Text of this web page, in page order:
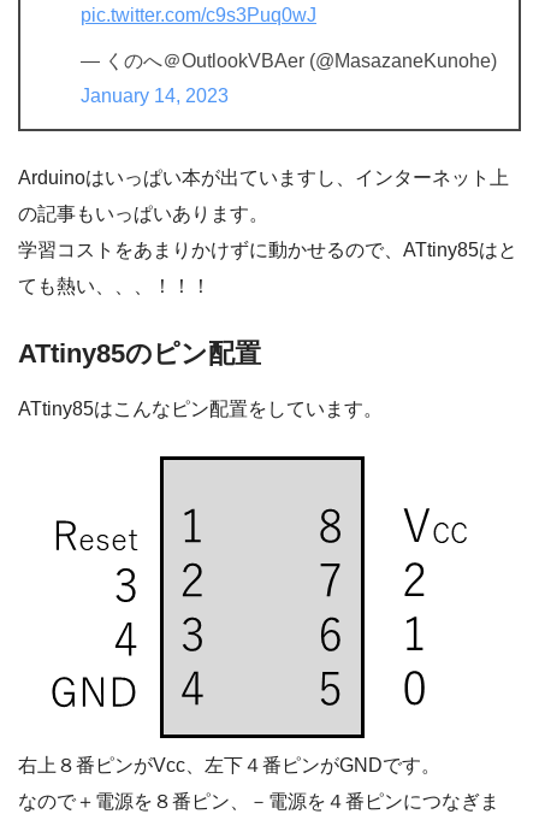
pic.twitter.com/c9s3Puq0wJ
— くのへ＠OutlookVBAer (@MasazaneKunohe)
January 14, 2023
Arduinoはいっぱい本が出ていますし、インターネット上
の記事もいっぱいあります。
学習コストをあまりかけずに動かせるので、ATtiny85はと
ても熱い、、、！！！
ATtiny85のピン配置
ATtiny85はこんなピン配置をしています。
右上８番ピンがVcc、左下４番ピンがGNDです。
なので＋電源を８番ピン、－電源を４番ピンにつなぎま